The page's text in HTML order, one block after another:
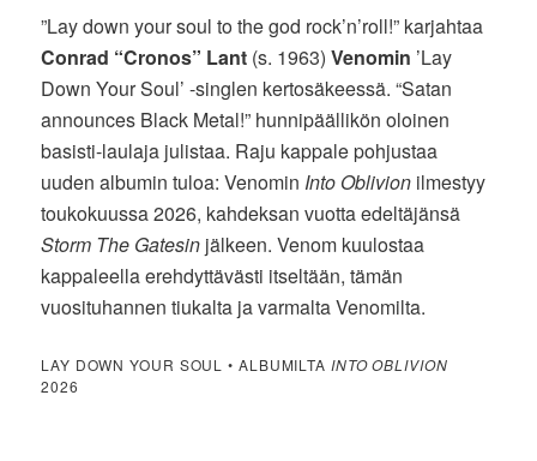
”Lay down your soul to the god rock’n’roll!” karjahtaa
Conrad “Cronos” Lant (s. 1963)Venomin ’Lay
Down Your Soul’ -singlen kertosäkeessä. “Satan
announces Black Metal!” hunnipäällikön oloinen
basisti-laulaja julistaa. Raju kappale pohjustaa
uuden albumin tuloa: Venomin Into Oblivion ilmestyy
toukokuussa 2026, kahdeksan vuotta edeltäjänsä
Storm The Gatesin jälkeen. Venom kuulostaa
kappaleella erehdyttävästi itseltään, tämän
vuosituhannen tiukalta ja varmalta Venomilta.
LAY DOWN YOUR SOUL • ALBUMILTA INTO OBLIVION
2026